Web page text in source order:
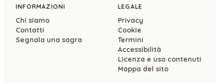
INFORMAZIONI
Chi siamo
Contatti
Segnala una sagra
LEGALE
Privacy
Cookie
Termini
Accessibilità
Licenza e uso contenuti
Mappa del sito